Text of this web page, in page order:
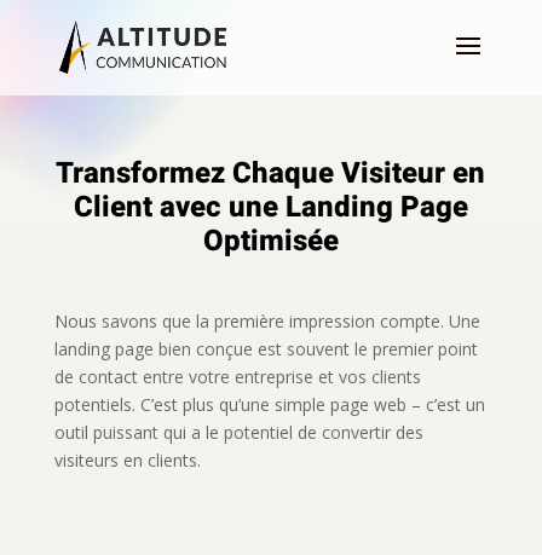
Transformez Chaque Visiteur en
Client avec une Landing Page
Optimisée
Nous savons que la première impression compte. Une
landing page bien conçue est souvent le premier point
de contact entre votre entreprise et vos clients
potentiels. C’est plus qu’une simple page web – c’est un
outil puissant qui a le potentiel de convertir des
visiteurs en clients.